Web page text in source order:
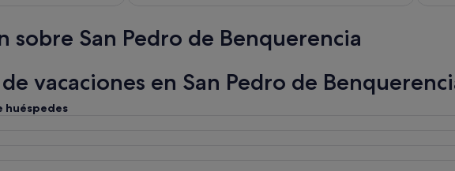
sobre San Pedro de Benquerencia
de vacaciones en San Pedro de
huéspedes